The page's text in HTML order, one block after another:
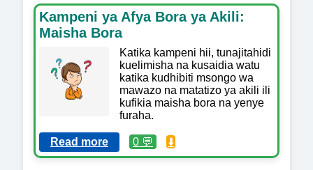
Kampeni ya Afya Bora ya Akili:
Maisha Bora
Katika kampeni hii, tunajitahidi
kuelimisha na kusaidia watu
katika kudhibiti msongo wa
mawazo na matatizo ya akili ili
kufikia maisha bora na yenye
furaha.
Read more 0 💬 ⬇️